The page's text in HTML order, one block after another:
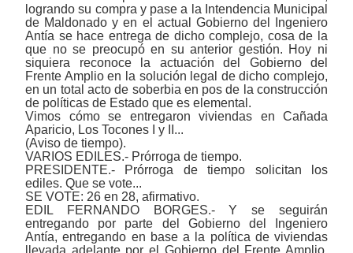
logrando su compra y pase a la Intendencia Municipal
de Maldonado y en el actual Gobierno del Ingeniero
Antía se hace entrega de dicho complejo, cosa de la
que no se preocupó en su anterior gestión. Hoy ni
siquiera reconoce la actuación del Gobierno del
Frente Amplio en la solución legal de dicho complejo,
en un total acto de soberbia en pos de la construcción
de políticas de Estado que es elemental.
Vimos cómo se entregaron viviendas en Cañada
Aparicio, Los Tocones I y II...
(Aviso de tiempo).
VARIOS EDILES.- Prórroga de tiempo.
PRESIDENTE.- Prórroga de tiempo solicitan los
ediles. Que se vote...
SE VOTE: 26 en 28, afirmativo.
EDIL FERNANDO BORGES.- Y se seguirán
entregando por parte del Gobierno del Ingeniero
Antía, entregando en base a la política de viviendas
llevada adelante por el Gobierno del Frente Amplio,